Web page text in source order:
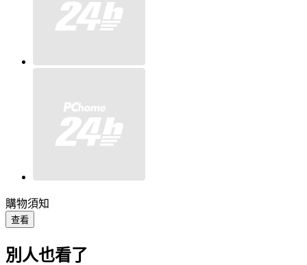
購物須知
查看
別人也看了